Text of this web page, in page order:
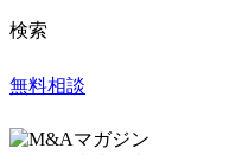
検索
無料相談